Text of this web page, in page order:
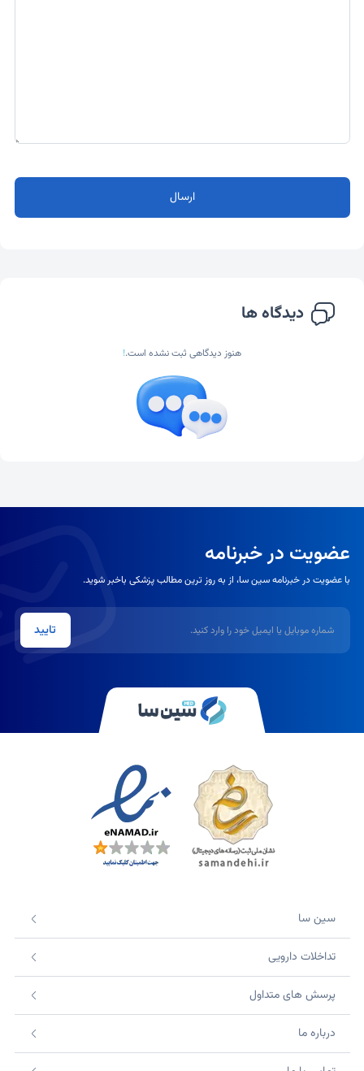
ارسال
دیدگاه ها
هنوز دیدگاهی ثبت نشده است.!
عضویت در خبرنامه
با عضویت در خبرنامه سین سا، از به روز ترین مطالب پزشکی باخبر شوید.
تایید
سین سا
تداخلات دارویی
پرسش های متداول
درباره ما